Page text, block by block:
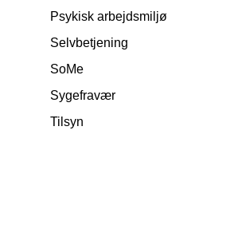
Psykisk arbejdsmiljø
Selvbetjening
SoMe
Sygefravær
Tilsyn